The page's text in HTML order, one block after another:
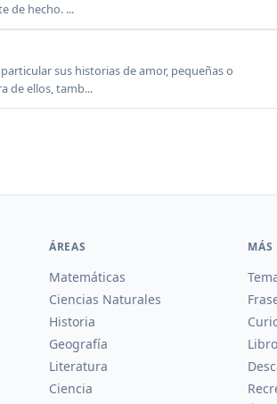
de hecho. ...
sus historias de amor, pequeñas o
de ellos, tamb...
ÁREAS
Matemáticas
Ciencias Naturales
Historia
Geografía
Literatura
Ciencia